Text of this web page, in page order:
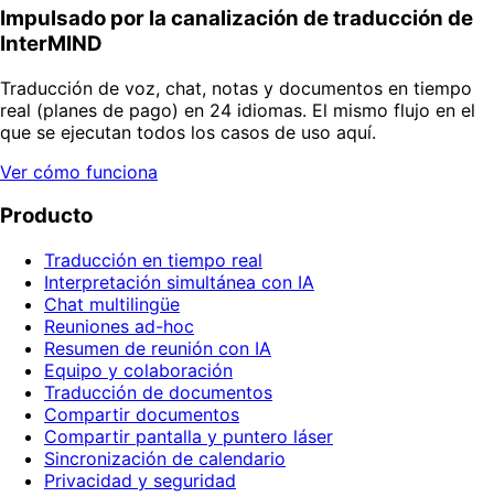
Impulsado por la canalización de traducción de
InterMIND
Traducción de voz, chat, notas y documentos en tiempo
real (planes de pago) en 24 idiomas. El mismo flujo en el
que se ejecutan todos los casos de uso aquí.
Ver cómo funciona
Producto
Traducción en tiempo real
Interpretación simultánea con IA
Chat multilingüe
Reuniones ad-hoc
Resumen de reunión con IA
Equipo y colaboración
Traducción de documentos
Compartir documentos
Compartir pantalla y puntero láser
Sincronización de calendario
Privacidad y seguridad